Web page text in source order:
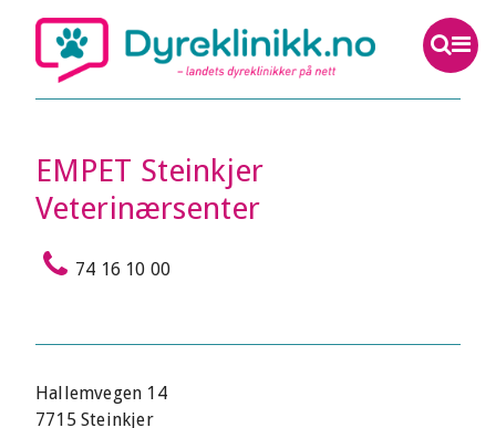
EMPET Steinkjer
Veterinærsenter
74 16 10 00
Hallemvegen 14
7715 Steinkjer